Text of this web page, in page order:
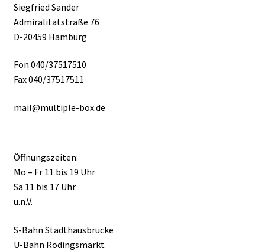
Siegfried Sander
Admiralitätstraße 76
D-20459 Hamburg
Fon 040/37517510
Fax 040/37517511
mail@multiple-box.de
Öffnungszeiten:
Mo – Fr 11 bis 19 Uhr
Sa 11 bis 17 Uhr
u.n.V.
S-Bahn Stadthausbrücke
U-Bahn Rödingsmarkt